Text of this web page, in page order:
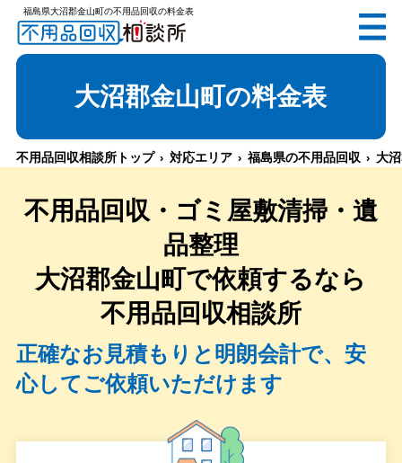
福島県大沼郡金山町の不用品回収の料金表
電話で無料お見積り（受付 8:30-17:30）
不用品回収相談所TOP
当社について
大沼郡金山町の料金表
不用品回収相談所トップ 対応エリア 福島県の不用品回収 大
不用品回収・ゴミ屋敷清掃・遺
品整理
大沼郡金山町で依頼するなら
不用品回収相談所
正確なお見積もりと明朗会計で、安
心してご依頼いただけます